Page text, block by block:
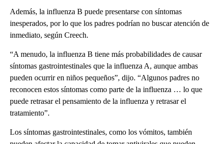
Además, la influenza B puede presentarse con síntomas
inesperados, por lo que los padres podrían no buscar atención de
inmediato, según Creech.
“A menudo, la influenza B tiene más probabilidades de causar
síntomas gastrointestinales que la influenza A, aunque ambas
pueden ocurrir en niños pequeños”, dijo. “Algunos padres no
reconocen estos síntomas como parte de la influenza … lo que
puede retrasar el pensamiento de la influenza y retrasar el
tratamiento”.
Los síntomas gastrointestinales, como los vómitos, también